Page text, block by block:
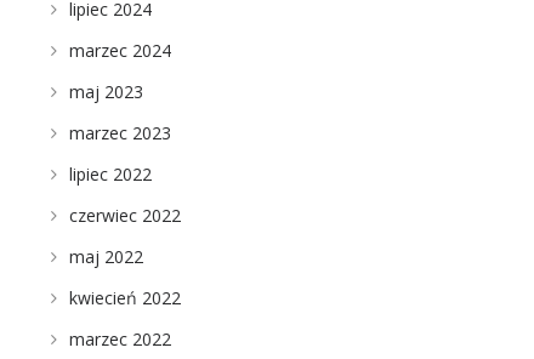
lipiec 2024
marzec 2024
maj 2023
marzec 2023
lipiec 2022
czerwiec 2022
maj 2022
kwiecień 2022
marzec 2022